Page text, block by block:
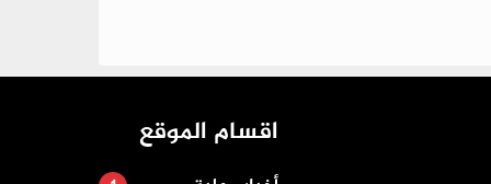
اقسام الموقع